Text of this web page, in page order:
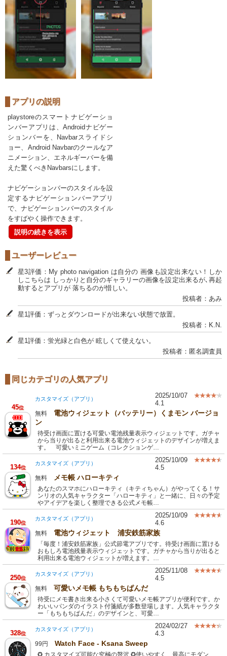
アプリの説明
playstoreのスマートナビゲーショ
ンバーアプリは、Androidナビゲー
ションバーを、Navbarスライドシ
ョー、Android Navbarのクールなア
ニメーション、エネルギーバーを備
えた驚くべきNavbarsにします。
ナビゲーションバーのスタイルを設
定するナビゲーションバーアプリ
で、ナビゲーションバーのスタイル
をすばやく操作できます。
説明の続きを表示
ユーザーレビュー
星3評価：My photo navigation は自分の 画像も設定出来ない！しか
しこちらは しっかりと自分のギャラリーの画像を設定出来るが､再起
動するとアプリが 落ちるのが惜しい。
投稿者：あみ
星1評価：ずっとダウンロードが出来ない状態で放置。
投稿者：K.N.
星1評価：蛍光緑と白色が 眩しくて使えない。
投稿者：匿名調査員
同じカテゴリの人気アプリ
45位
カスタマイズ（アプリ）
2025/10/07
4.1
無料
電池ウィジェット（バッテリー）くまモン バージョ
ン
待受け画面に置ける可愛い電池残量表示ウィジェットです。ガチャ
から当りが出ると利用出来る電池ウィジェットのデザインが増えま
す。 可愛いミニゲーム（コレクションゲ…
134位
カスタマイズ（アプリ）
2025/10/09
4.5
無料 メモ帳 ハローキティ
あなたのスマホにハローキティ（キティちゃん）がやってくる！サ
ンリオの人気キャラクター「ハローキティ」と一緒に、日々の予定
やアイデアを楽しく整理できる公式メモ帳…
190位
カスタマイズ（アプリ）
2025/10/09
4.6
無料 電池ウィジェット 浦安鉄筋家族
「毎度！浦安鉄筋家族」公式節電アプリです。待受け画面に置ける
おもしろ電池残量表示ウィジェットです。ガチャから当りが出ると
利用出来る電池ウィジェットが増えます。…
250位
カスタマイズ（アプリ）
2025/11/08
4.5
無料 可愛いメモ帳 もちもちぱんだ
待受にメモ書き出来る小さくて可愛いメモ帳アプリが便利です。か
わいいパンダのイラスト付箋紙が多数登場します。人気キャラクタ
ー「もちもちぱんだ」のデザインと、可愛…
328位
カスタマイズ（アプリ）
2024/02/27
4.3
99円 Watch Face - Ksana Sweep
✪ カスタマイズ可能な究極の贅沢 ✪使いやすく、最高にモダン